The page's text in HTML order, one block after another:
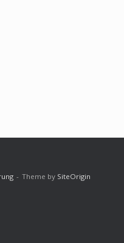
Theme by SiteOrigin